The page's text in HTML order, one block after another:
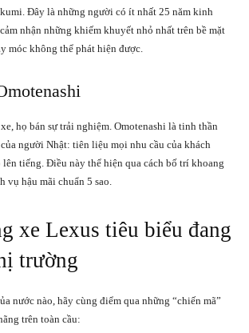
Đây là những người có ít nhất 25 năm kinh
nhận những khiếm khuyết nhỏ nhất trên bề mặt
móc không thể phát hiện được.
họ bán sự trải nghiệm. Omotenashi là tinh thần
người Nhật: tiên liệu mọi nhu cầu của khách
tiếng. Điều này thể hiện qua cách bố trí khoang
hậu mãi chuẩn 5 sao.
xe Lexus tiêu biểu đang
trường
nước nào, hãy cùng điểm qua những “chiến mã”
trên toàn cầu: